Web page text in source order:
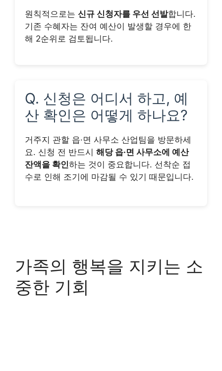
원칙적으로는 신규 신청자를 우선 선발합니다.
기존 수혜자는 잔여 예산이 발생할 경우에 한
해 2순위로 검토됩니다.
Q. 신청은 어디서 하고, 예
산 확인은 어떻게 하나요?
거주지 관할 읍·면 사무소 산업팀을 방문하세
요. 신청 전 반드시 해당 읍·면 사무소에 예산
잔액을 확인하는 것이 중요합니다. 선착순 접
수로 인해 조기에 마감될 수 있기 때문입니다.
가족의 행복을 지키는 소
중한 기회